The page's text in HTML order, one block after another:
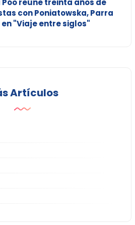
reúne treinta años de
con Poniatowska, Parra
"Viaje entre siglos"
Artículos